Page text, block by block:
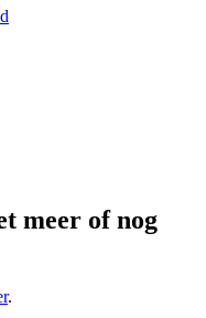
meer of nog
.